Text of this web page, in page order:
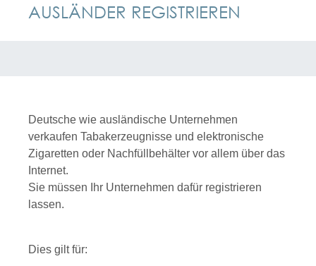
AUSLÄNDER REGISTRIEREN
Deutsche wie ausländische Unternehmen
verkaufen Tabakerzeugnisse und elektronische
Zigaretten oder Nachfüllbehälter vor allem über das
Internet.
Sie müssen Ihr Unternehmen dafür registrieren
lassen.
Dies gilt für: